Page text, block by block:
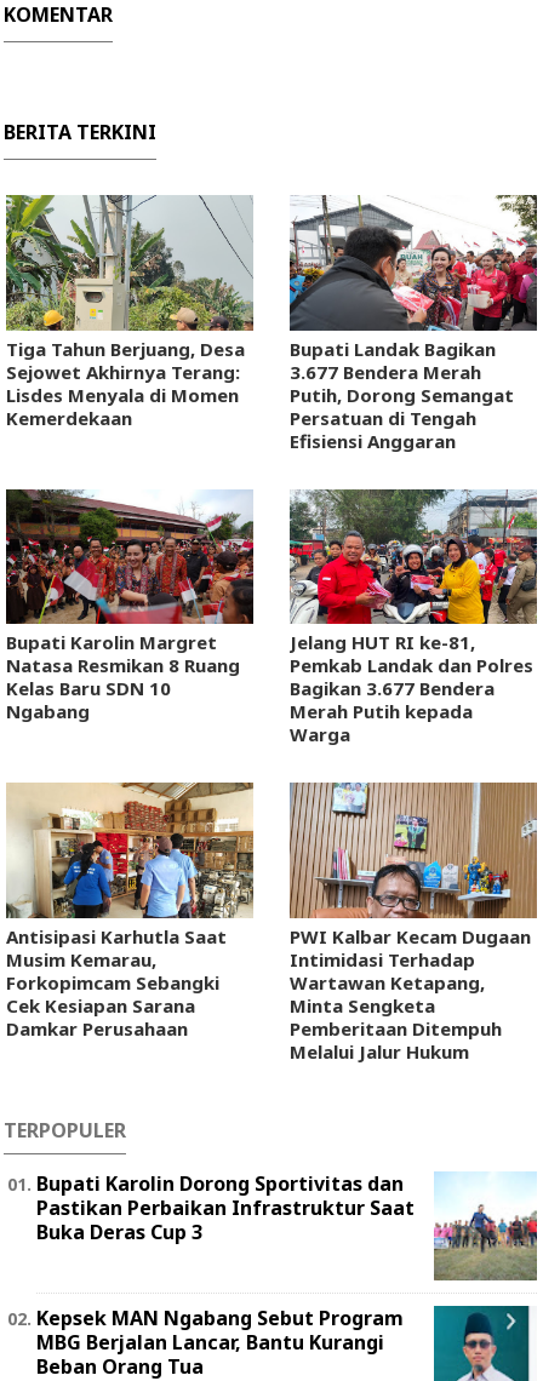
KOMENTAR
BERITA TERKINI
Tiga Tahun Berjuang, Desa
Sejowet Akhirnya Terang:
Lisdes Menyala di Momen
Kemerdekaan
Bupati Landak Bagikan
3.677 Bendera Merah
Putih, Dorong Semangat
Persatuan di Tengah
Efisiensi Anggaran
Bupati Karolin Margret
Natasa Resmikan 8 Ruang
Kelas Baru SDN 10
Ngabang
Jelang HUT RI ke-81,
Pemkab Landak dan Polres
Bagikan 3.677 Bendera
Merah Putih kepada
Warga
Antisipasi Karhutla Saat
Musim Kemarau,
Forkopimcam Sebangki
Cek Kesiapan Sarana
Damkar Perusahaan
PWI Kalbar Kecam Dugaan
Intimidasi Terhadap
Wartawan Ketapang,
Minta Sengketa
Pemberitaan Ditempuh
Melalui Jalur Hukum
TERPOPULER
Bupati Karolin Dorong Sportivitas dan
Pastikan Perbaikan Infrastruktur Saat
Buka Deras Cup 3
Kepsek MAN Ngabang Sebut Program
MBG Berjalan Lancar, Bantu Kurangi
Beban Orang Tua